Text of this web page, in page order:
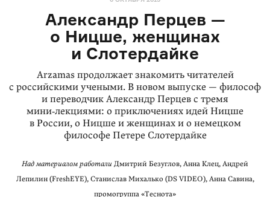
Александр Перцев —
о Ницше, женщинах
и Слотердайке
Arzamas продолжает знакомить читателей
с российскими учеными. В новом выпуске — философ
и переводчик Александр Перцев с тремя
мини‑лекциями: о приключениях идей Ницше
в России, о Ницше и женщинах и о немецком
философе Петере Слотердайке
Над материалом работали Дмитрий Безуглов, Анна Клец, Андрей
Лепилин (FreshEYE), Станислав Михалько (DS VIDEO), Анна Савина,
промогруппа «Теснота»